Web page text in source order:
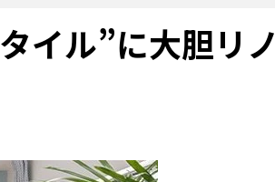
イル”に大胆リノ